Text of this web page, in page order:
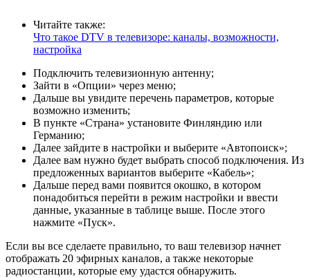
Читайте также:
Что такое DTV в телевизоре: каналы, возможности,
настройка
Подключить телевизионную антенну;
Зайти в «Опции» через меню;
Дальше вы увидите перечень параметров, которые
возможно изменить;
В пункте «Страна» установите Финляндию или
Германию;
Далее зайдите в настройки и выберите «Автопоиск»;
Далее вам нужно будет выбрать способ подключения. Из
предложенных вариантов выберите «Кабель»;
Дальше перед вами появится окошко, в котором
понадобиться перейти в режим настройки и ввести
данные, указанные в таблице выше. После этого
нажмите «Пуск».
Если вы все сделаете правильно, то ваш телевизор начнет
отображать 20 эфирных каналов, а также некоторые
радиостанции, которые ему удастся обнаружить.